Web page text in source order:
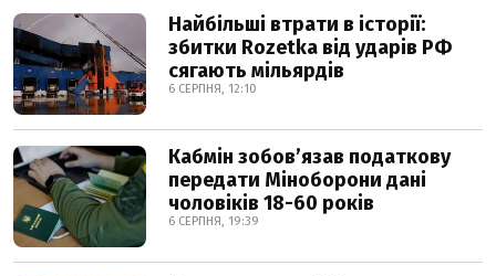
Найбільші втрати в історії:
збитки Rozetka від ударів РФ
сягають мільярдів
6 СЕРПНЯ, 12:10
Кабмін зобовʼязав податкову
передати Міноборони дані
чоловіків 18-60 років
6 СЕРПНЯ, 19:39